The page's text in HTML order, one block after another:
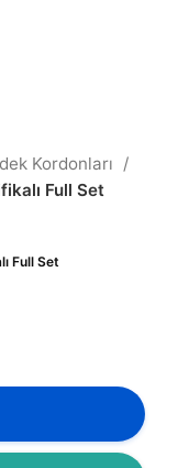
Kordonları
Full Set
Full Set